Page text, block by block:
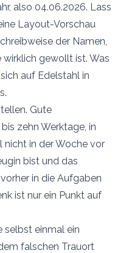
also 04.06.2026. Lass
Layout-Vorschau
der Namen,
gewollt ist. Was
auf Edelstahl in
Gute
zehn Werktage, in
nicht in der Woche vor
bist und das
in die Aufgaben
ist nur ein Punkt auf
selbst einmal ein
falschen Trauort